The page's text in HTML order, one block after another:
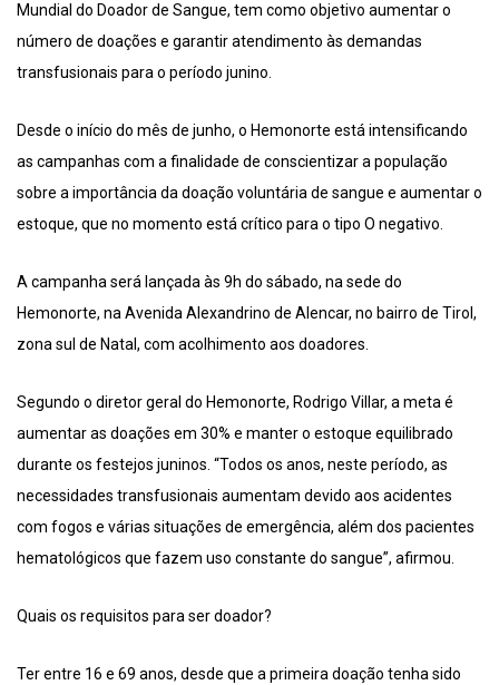
Mundial do Doador de Sangue, tem como objetivo aumentar o
número de doações e garantir atendimento às demandas
transfusionais para o período junino.
Desde o início do mês de junho, o Hemonorte está intensificando
as campanhas com a finalidade de conscientizar a população
sobre a importância da doação voluntária de sangue e aumentar o
estoque, que no momento está crítico para o tipo O negativo.
A campanha será lançada às 9h do sábado, na sede do
Hemonorte, na Avenida Alexandrino de Alencar, no bairro de Tirol,
zona sul de Natal, com acolhimento aos doadores.
Segundo o diretor geral do Hemonorte, Rodrigo Villar, a meta é
aumentar as doações em 30% e manter o estoque equilibrado
durante os festejos juninos. “Todos os anos, neste período, as
necessidades transfusionais aumentam devido aos acidentes
com fogos e várias situações de emergência, além dos pacientes
hematológicos que fazem uso constante do sangue”, afirmou.
Quais os requisitos para ser doador?
Ter entre 16 e 69 anos, desde que a primeira doação tenha sido